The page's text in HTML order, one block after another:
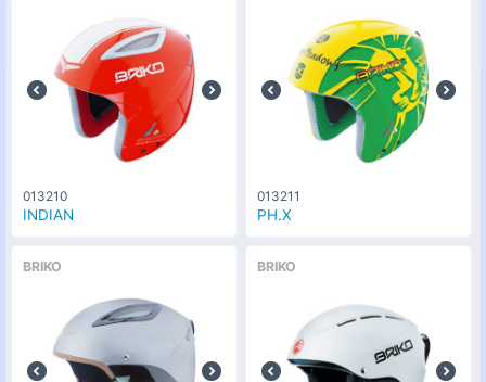
013210
INDIAN
013211
PH.X
BRIKO BRIKO